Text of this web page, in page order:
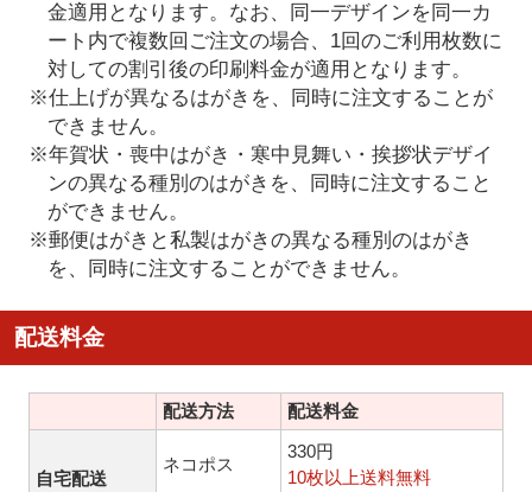
金適用となります。なお、同一デザインを同一カ
ート内で複数回ご注文の場合、1回のご利用枚数に
対しての割引後の印刷料金が適用となります。
※仕上げが異なるはがきを、同時に注文することが
できません。
※年賀状・喪中はがき・寒中見舞い・挨拶状デザイ
ンの異なる種別のはがきを、同時に注文すること
ができません。
※郵便はがきと私製はがきの異なる種別のはがき
を、同時に注文することができません。
配送料金
配送方法 配送料金
自宅配送
ネコポス
330円
10枚以上送料無料